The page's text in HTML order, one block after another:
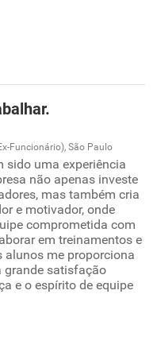
Funcionário), São Paulo
sido uma experiência
não apenas investe
mas também cria
e motivador, onde
comprometida com
em treinamentos e
alunos me proporciona
grande satisfação
e o espírito de equipe